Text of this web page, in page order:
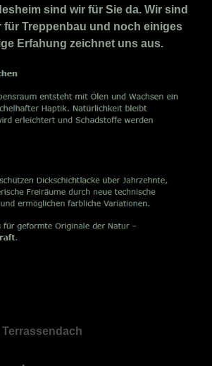
sind wir für Sie da. Wir sind
für Treppenbau und noch einiges
Erfahung zeichnet uns aus.